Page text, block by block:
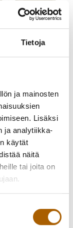
Tietoja
ja mainosten
Lisäksi
ja analytiikka-
käytät
näitä
tai joita on